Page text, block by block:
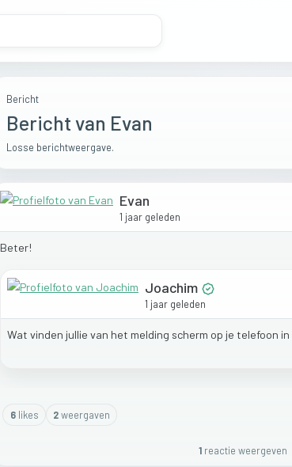
Bericht
Bericht van Evan
Losse berichtweergave.
Evan
1 jaar geleden
Beter!
Joachim
1 jaar geleden
Wat vinden jullie van het melding scherm op je telefoon in
6likes 2weergaven
1 reactie weergeven